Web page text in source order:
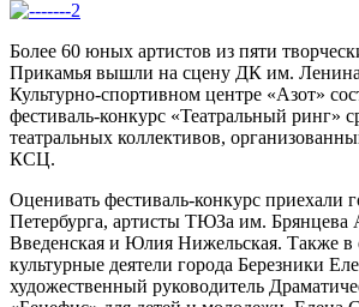
Более 60 юных артистов из пяти
Прикамья вышли на сцену ДК им.
Культурно-спортивном центре «Азот»
фестиваль-конкурс «Театральный ринг»
театральных коллективов,
КСЦ.
Оценивать фестиваль-конкурс приехали
Петербурга, артисты ТЮЗа им. Брянцева
Введенская и Юлия Нижельская. Также
культурные деятели города Березники
художественный руководитель